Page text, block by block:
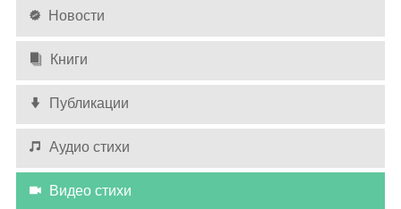
Новости
Книги
Публикации
Аудио стихи
Видео стихи